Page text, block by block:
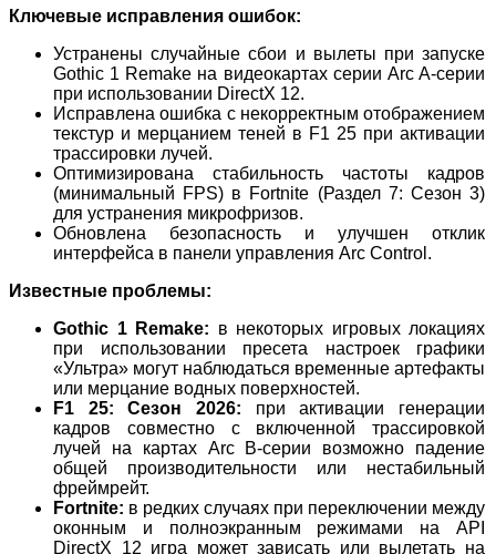
Ключевые исправления ошибок:
Устранены случайные сбои и вылеты при запуске
Gothic 1 Remake на видеокартах серии Arc A-серии
при использовании DirectX 12.
Исправлена ошибка с некорректным отображением
текстур и мерцанием теней в F1 25 при активации
трассировки лучей.
Оптимизирована стабильность частоты кадров
(минимальный FPS) в Fortnite (Раздел 7: Сезон 3)
для устранения микрофризов.
Обновлена безопасность и улучшен отклик
интерфейса в панели управления Arc Control.
Известные проблемы:
Gothic 1 Remake: в некоторых игровых локациях
при использовании пресета настроек графики
«Ультра» могут наблюдаться временные артефакты
или мерцание водных поверхностей.
F1 25: Сезон 2026: при активации генерации
кадров совместно с включенной трассировкой
лучей на картах Arc B-серии возможно падение
общей производительности или нестабильный
фреймрейт.
Fortnite: в редких случаях при переключении между
оконным и полноэкранным режимами на API
DirectX 12 игра может зависать или вылетать на